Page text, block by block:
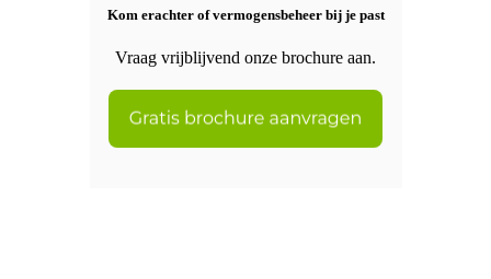
Kom erachter of vermogensbeheer bij je past
Vraag vrijblijvend onze brochure aan.